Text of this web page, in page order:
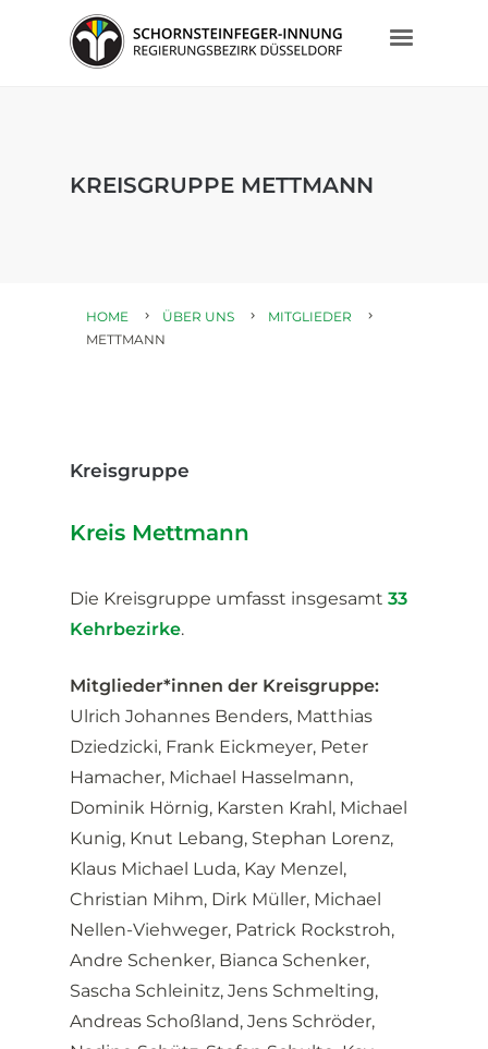
KREISGRUPPE METTMANN
HOME ÜBER UNS
MITGLIEDER
METTMANN
Kreisgruppe
Kreis Mettmann
Die Kreisgruppe umfasst insgesamt 33
Kehrbezirke.
Mitglieder*innen der Kreisgruppe:
Ulrich Johannes Benders, Matthias
Dziedzicki, Frank Eickmeyer, Peter
Hamacher, Michael Hasselmann,
Dominik Hörnig, Karsten Krahl, Michael
Kunig, Knut Lebang, Stephan Lorenz,
Klaus Michael Luda, Kay Menzel,
Christian Mihm, Dirk Müller, Michael
Nellen-Viehweger, Patrick Rockstroh,
Andre Schenker, Bianca Schenker,
Sascha Schleinitz, Jens Schmelting,
Andreas Schoßland, Jens Schröder,